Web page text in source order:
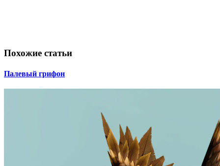
Похожие статьи
Палевый грифон